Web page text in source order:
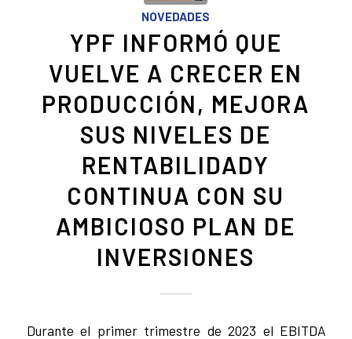
NOVEDADES
YPF INFORMÓ QUE
VUELVE A CRECER EN
PRODUCCIÓN, MEJORA
SUS NIVELES DE
RENTABILIDADY
CONTINUA CON SU
AMBICIOSO PLAN DE
INVERSIONES
Durante el primer trimestre de 2023 el EBITDA